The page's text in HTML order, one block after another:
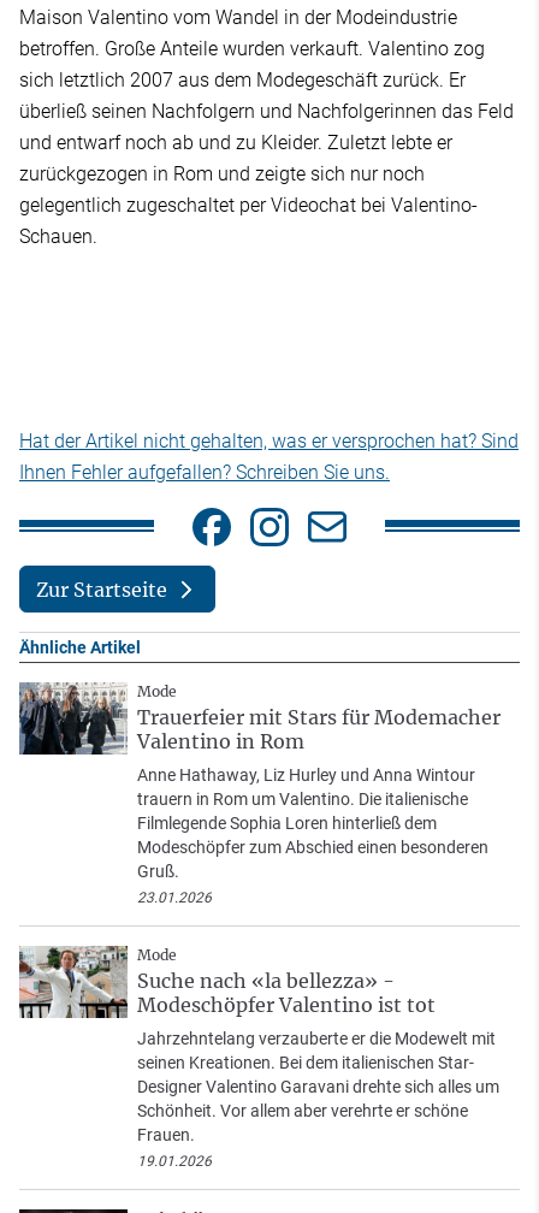
Maison Valentino vom Wandel in der Modeindustrie
betroffen. Große Anteile wurden verkauft. Valentino zog
sich letztlich 2007 aus dem Modegeschäft zurück. Er
überließ seinen Nachfolgern und Nachfolgerinnen das Feld
und entwarf noch ab und zu Kleider. Zuletzt lebte er
zurückgezogen in Rom und zeigte sich nur noch
gelegentlich zugeschaltet per Videochat bei Valentino-
Schauen.
Hat der Artikel nicht gehalten, was er versprochen hat? Sind
Ihnen Fehler aufgefallen? Schreiben Sie uns.
Zur Startseite
Ähnliche Artikel
Mode
Trauerfeier mit Stars für Modemacher
Valentino in Rom
Anne Hathaway, Liz Hurley und Anna Wintour
trauern in Rom um Valentino. Die italienische
Filmlegende Sophia Loren hinterließ dem
Modeschöpfer zum Abschied einen besonderen
Gruß.
23.01.2026
Mode
Suche nach «la bellezza» -
Modeschöpfer Valentino ist tot
Jahrzehntelang verzauberte er die Modewelt mit
seinen Kreationen. Bei dem italienischen Star-
Designer Valentino Garavani drehte sich alles um
Schönheit. Vor allem aber verehrte er schöne
Frauen.
19.01.2026